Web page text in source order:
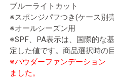
ブルーライトカット
※スポンジパフつき(ケース別
※オールシーズン用
※SPF、PA表示は、国際的な
定した値です。商品選択時の
※パウダーファンデーション
ました。